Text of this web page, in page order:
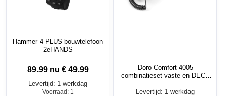
Hammer 4 PLUS bouwtelefoon
2eHANDS
89.99nu € 49.99
Levertijd: 1 werkdag
Voorraad: 1
Doro Comfort 4005
combinatieset vaste en DECT
Levertijd: 1 werkdag